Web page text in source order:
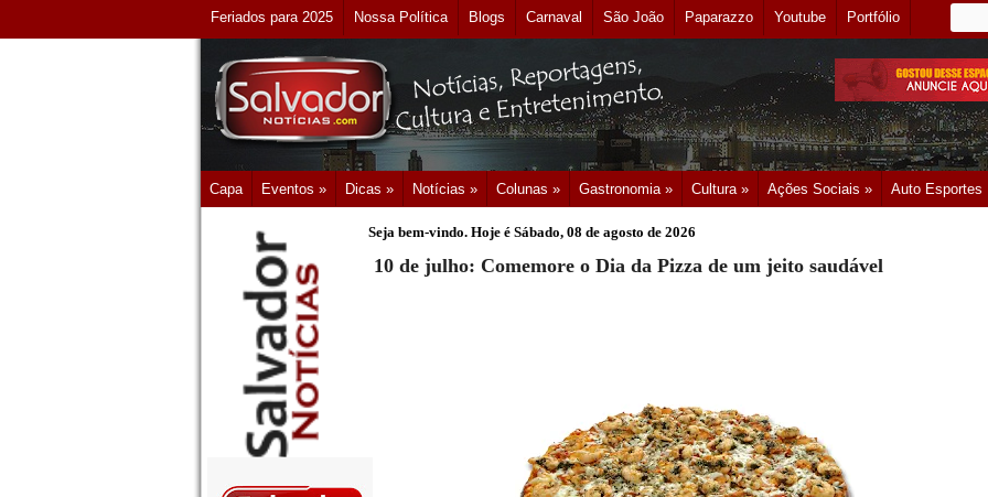
Feriados para 2025 Nossa Política Blogs Carnaval São João Paparazzo Youtube Portfólio
Capa Eventos » Dicas » Notícias » Colunas » Gastronomia » Cultura » Ações Sociais » Auto Esportes
Seja bem-vindo. Hoje é Sábado, 08 de agosto de 2026
10 de julho: Comemore o Dia da Pizza de um jeito saudável